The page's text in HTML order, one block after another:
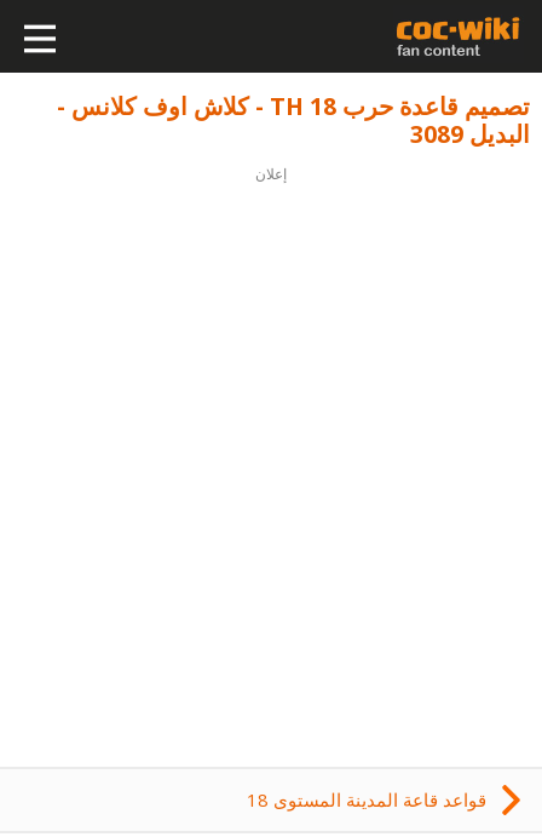
تصميم قاعدة حرب TH 18 - كلاش اوف كلانس -
البديل 3089
إعلان
قواعد قاعة المدينة المستوى 18